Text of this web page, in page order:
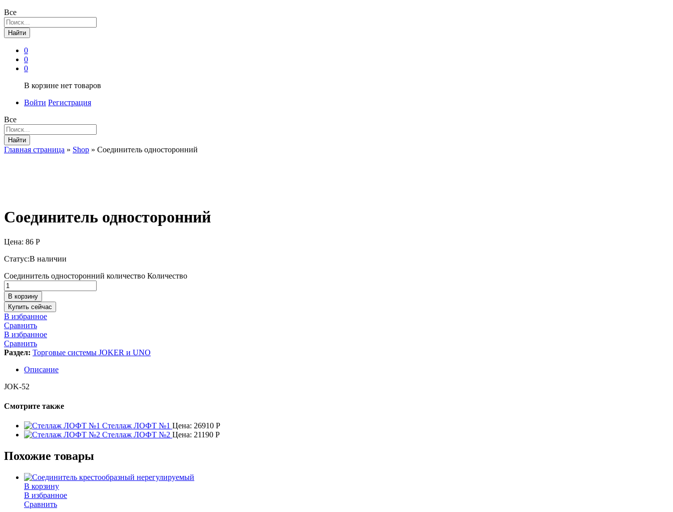
Все
Найти
0
0
0
В корзине нет товаров
Войти Регистрация
Все
Найти
Главная страница » Shop » Соединитель односторонний
Соединитель односторонний
Цена: 86 Р
Статус:В наличии
Соединитель односторонний количество Количество
В корзину
Купить сейчас
В избранное
Сравнить
В избранное
Сравнить
Раздел: Торговые системы JOKER и UNO
Описание
JOK-52
Смотрите также
Стеллаж ЛОФТ №1 Цена: 26910 Р
Стеллаж ЛОФТ №2 Цена: 21190 Р
Похожие товары
В корзину
В избранное
Сравнить